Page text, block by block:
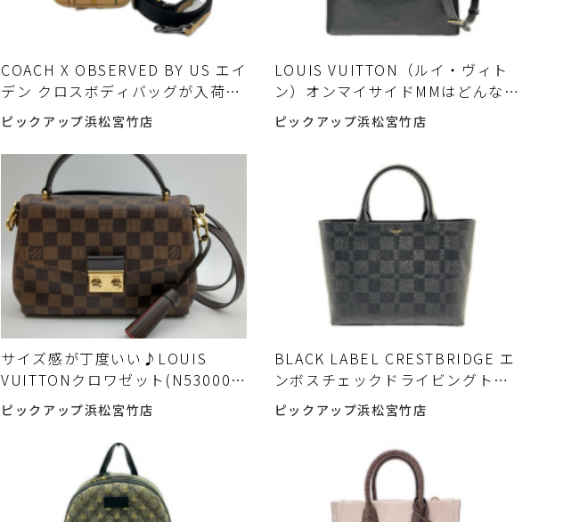
COACH X OBSERVED BY US エイ
デン クロスボディバッグが入荷し
ました！
ピックアップ浜松宮竹店
LOUIS VUITTON（ルイ・ヴィト
ン）オンマイサイドMMはどんなバ
ッグ？中古で買うメリットと注意
点 中古で選ぶ前に確認したいポイ
ピックアップ浜松宮竹店
サイズ感が丁度いい♪LOUIS
VUITTONクロワゼット(N53000)
入荷‼【ピックアップ浜松宮竹店】
ピックアップ浜松宮竹店
BLACK LABEL CRESTBRIDGE エ
ンボスチェックドライビングトー
トが入荷しました！
ピックアップ浜松宮竹店